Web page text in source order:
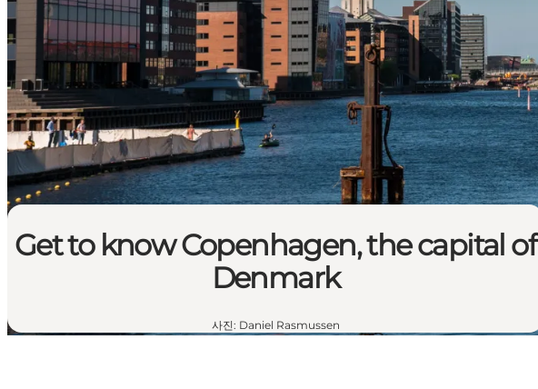
Get to know Copenhagen, the capital of
Denmark
사진: Daniel Rasmussen